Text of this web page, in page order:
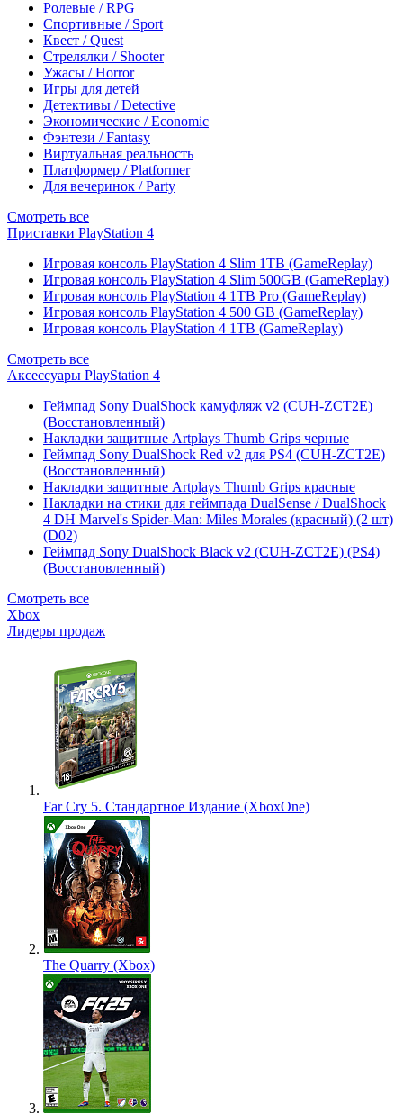
Ролевые / RPG
Спортивные / Sport
Квест / Quest
Стрелялки / Shooter
Ужасы / Horror
Игры для детей
Детективы / Detective
Экономические / Economic
Фэнтези / Fantasy
Виртуальная реальность
Платформер / Platformer
Для вечеринок / Party
Смотреть все
Приставки PlayStation 4
Игровая консоль PlayStation 4 Slim 1TB (GameReplay)
Игровая консоль PlayStation 4 Slim 500GB (GameReplay)
Игровая консоль PlayStation 4 1TB Pro (GameReplay)
Игровая консоль PlayStation 4 500 GB (GameReplay)
Игровая консоль PlayStation 4 1TB (GameReplay)
Смотреть все
Аксессуары PlayStation 4
Геймпад Sony DualShock камуфляж v2 (CUH-ZCT2E)
(Восстановленный)
Накладки защитные Artplays Thumb Grips черные
Геймпад Sony DualShock Red v2 для PS4 (CUH-ZCT2E)
(Восстановленный)
Накладки защитные Artplays Thumb Grips красные
Накладки на стики для геймпада DualSense / DualShock
4 DH Marvel's Spider-Man: Miles Morales (красный) (2 шт)
(D02)
Геймпад Sony DualShock Black v2 (CUH-ZCT2E) (PS4)
(Восстановленный)
Смотреть все
Xbox
Лидеры продаж
Far Cry 5. Стандартное Издание (XboxOne)
The Quarry (Xbox)